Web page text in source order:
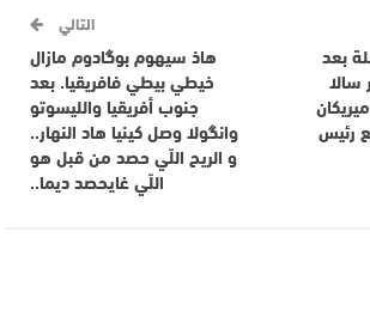
بعد
سالا
رئيس
التالي
هاذ سيهوم بوگادوم مازال
خيطي بيطي فافريقيا. بعد
جنوب أفريقيا والليسوتو
وانگولا وصل كينيا هاد النهار..
و الريح اللّي حصد من قبل هو
اللّي غايحصد ديما..